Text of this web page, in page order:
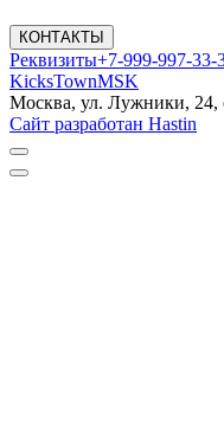
КОНТАКТЫ
Реквизиты+7-999-997-33-
KicksTownMSK
Москва, ул. Лужники, 24,
Сайт разработан Hastin